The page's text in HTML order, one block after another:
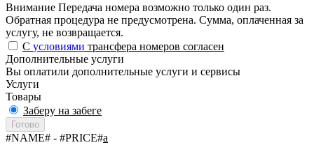
Внимание Передача номера возможно только один раз.
Обратная процедура не предусмотрена. Сумма, оплаченная за
услугу, не возвращается.
С условиями трансфера номеров согласен
Дополнительные услуги
Вы оплатили дополнительные услуги и сервисы
Услуги
Товары
Заберу на забеге
Готово
#NAME# - #PRICE#a